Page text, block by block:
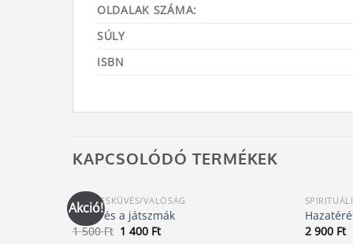
OLDALAK SZÁMA:
SÚLY
ISBN
KAPCSOLÓDÓ TERMÉKEK
Akció!
ÖSSZEESKÜVÉS/VALÓSÁG
Amer és a játszmák
1 500Ft Original
1 400 FtCurrent
2 900 Ft